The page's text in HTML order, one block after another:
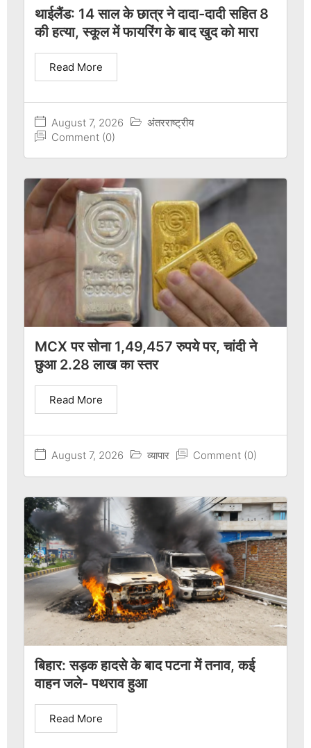
थाईलैंड: 14 साल के छात्र ने दादा-दादी सहित 8
की हत्या, स्कूल में फायरिंग के बाद खुद को मारा
August 7, 2026
अंतरराष्ट्रीय
Comment (0)
Read More
MCX पर सोना 1,49,457 रुपये पर, चांदी ने
छुआ 2.28 लाख का स्तर
August 7, 2026 व्यापार Comment (0)
Read More
बिहार: सड़क हादसे के बाद पटना में तनाव, कई
वाहन जले- पथराव हुआ
Read More